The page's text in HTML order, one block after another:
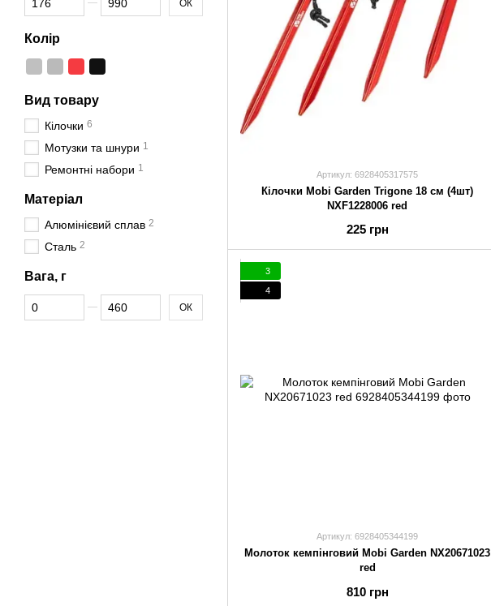
Артикул: 6928405317575
Кілочки Mobi Garden Trigone 18 см (4шт)
NXF1228006 red
225 грн
3
4
Артикул: 6928405344199
Молоток кемпінговий Mobi Garden NX20671023
red
810 грн
ОК
Колір
Вид товару
Кілочки 6
Мотузки та шнури 1
Ремонтні набори 1
Матеріал
Алюмінієвий сплав 2
Сталь 2
Вага, г
Від Вага, г
До Вага, г ОК